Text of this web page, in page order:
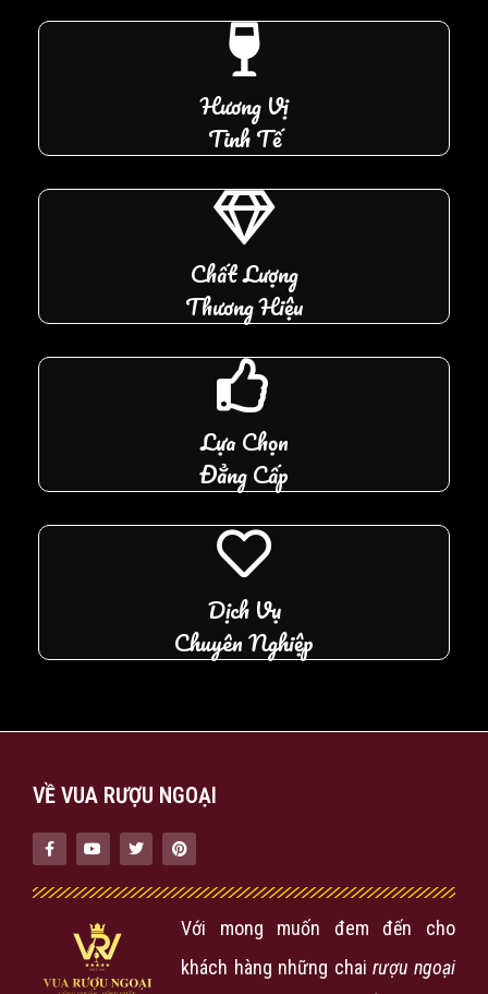
Hương Vị
Tinh Tế
Chất Lượng
Thương Hiệu
Lựa Chọn
Đẳng Cấp
Dịch Vụ
Chuyên Nghiệp
VỀ VUA RƯỢU NGOẠI
Với mong muốn đem đến cho
khách hàng những chairượu ngoại